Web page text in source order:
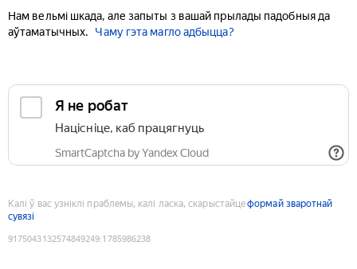
Нам вельмі шкада, але запыты з вашай прылады падобныя да
аўтаматычных.
Чаму гэта магло адбыцца?
Я не робат
Націсніце, каб працягнуць
SmartCaptcha by Yandex Cloud
Калі ў вас узніклі праблемы, калі ласка, скарыстайцеформай зваротнай
сувязі
9175043132574849249:1785986238